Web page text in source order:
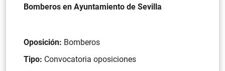
Bomberos en Ayuntamiento de Sevilla
Oposición: Bomberos
Tipo: Convocatoria oposiciones